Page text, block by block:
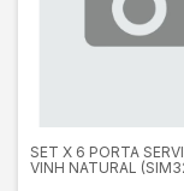
SET X 6 PORTA
VINH NATURAL